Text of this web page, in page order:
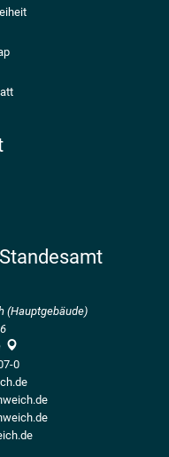
(Hauptgebäude)
0